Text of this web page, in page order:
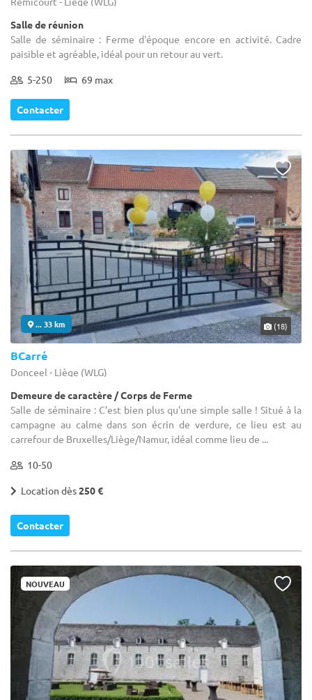
Salle de réunion
Salle de séminaire : Ferme d'époque encore en activité. Cadre
paisible et agréable, idéal pour un retour au vert.
5-250 69 max
Contacter
... 33 km (18)
BCarré
Donceel - Liège (WLG)
Demeure de caractère / Corps de Ferme
Salle de séminaire : C'est bien plus qu'une simple salle ! Situé à la
campagne au calme dans son écrin de verdure, ce lieu est au
carrefour de Bruxelles/Liège/Namur, idéal comme lieu de ...
10-50
Location dès250 €
Contacter
NOUVEAU